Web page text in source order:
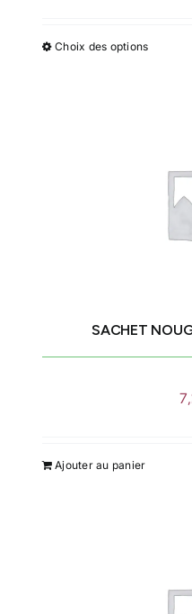
Choix des optionsCe
Les
options
être
SACHET
Ajouter au panier